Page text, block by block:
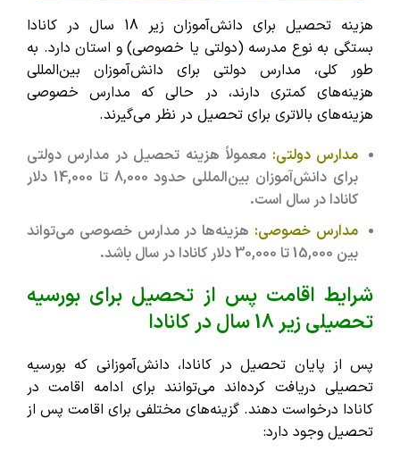
هزینه تحصیل برای دانش‌آموزان زیر 18 سال در کانادا
بستگی به نوع مدرسه (دولتی یا خصوصی) و استان دارد. به
طور کلی، مدارس دولتی برای دانش‌آموزان بین‌المللی
هزینه‌های کمتری دارند، در حالی که مدارس خصوصی
هزینه‌های بالاتری برای تحصیل در نظر می‌گیرند.
مدارس دولتی: معمولاً هزینه تحصیل در مدارس دولتی
برای دانش‌آموزان بین‌المللی حدود 8,000 تا 14,000 دلار
کانادا در سال است.
مدارس خصوصی: هزینه‌ها در مدارس خصوصی می‌تواند
بین 15,000 تا 30,000 دلار کانادا در سال باشد.
شرایط اقامت پس از تحصیل برای بورسیه
تحصیلی زیر 18 سال در کانادا
پس از پایان تحصیل در کانادا، دانش‌آموزانی که بورسیه
تحصیلی دریافت کرده‌اند می‌توانند برای ادامه اقامت در
کانادا درخواست دهند. گزینه‌های مختلفی برای اقامت پس از
تحصیل وجود دارد: